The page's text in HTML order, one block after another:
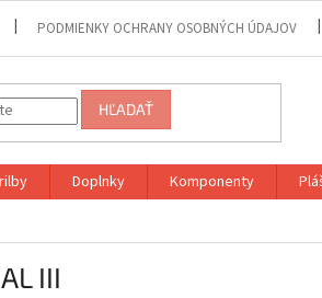
PODMIENKY OCHRANY OSOBNÝCH ÚDAJOV
HĽADAŤ
Doplnky Komponenty
III